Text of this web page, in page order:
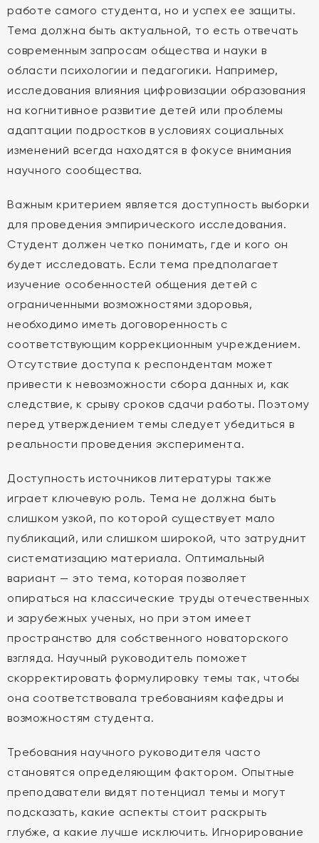
работе самого студента, но и успех ее защиты.
Тема должна быть актуальной, то есть отвечать
современным запросам общества и науки в
области психологии и педагогики. Например,
исследования влияния цифровизации образования
на когнитивное развитие детей или проблемы
адаптации подростков в условиях социальных
изменений всегда находятся в фокусе внимания
научного сообщества.
Важным критерием является доступность выборки
для проведения эмпирического исследования.
Студент должен четко понимать, где и кого он
будет исследовать. Если тема предполагает
изучение особенностей общения детей с
ограниченными возможностями здоровья,
необходимо иметь договоренность с
соответствующим коррекционным учреждением.
Отсутствие доступа к респондентам может
привести к невозможности сбора данных и, как
следствие, к срыву сроков сдачи работы. Поэтому
перед утверждением темы следует убедиться в
реальности проведения эксперимента.
Доступность источников литературы также
играет ключевую роль. Тема не должна быть
слишком узкой, по которой существует мало
публикаций, или слишком широкой, что затруднит
систематизацию материала. Оптимальный
вариант — это тема, которая позволяет
опираться на классические труды отечественных
и зарубежных ученых, но при этом имеет
пространство для собственного новаторского
взгляда. Научный руководитель поможет
скорректировать формулировку темы так, чтобы
она соответствовала требованиям кафедры и
возможностям студента.
Требования научного руководителя часто
становятся определяющим фактором. Опытные
преподаватели видят потенциал темы и могут
подсказать, какие аспекты стоит раскрыть
глубже, а какие лучше исключить. Игнорирование